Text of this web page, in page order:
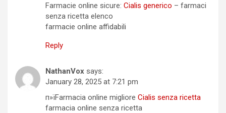
Farmacie online sicure: Cialis generico – farmaci
senza ricetta elenco
farmacie online affidabili
Reply
NathanVox says:
January 28, 2025 at 7:21 pm
п»їFarmacia online migliore Cialis senza ricetta
farmacia online senza ricetta